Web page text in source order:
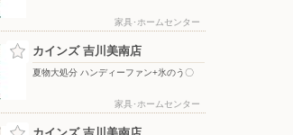
家具･ホームセンター
カインズ 吉川美南店
夏物大処分 ハンディーファン+氷のう〇
家具･ホームセンター